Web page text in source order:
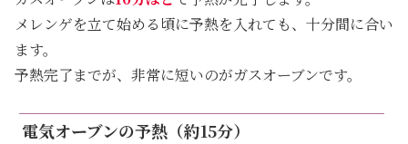
メレンゲを立て始める頃に予熱を入れても、十分間に合い
ます。
予熱完了までが、非常に短いのがガスオーブンです。
電気オーブンの予熱（約15分）